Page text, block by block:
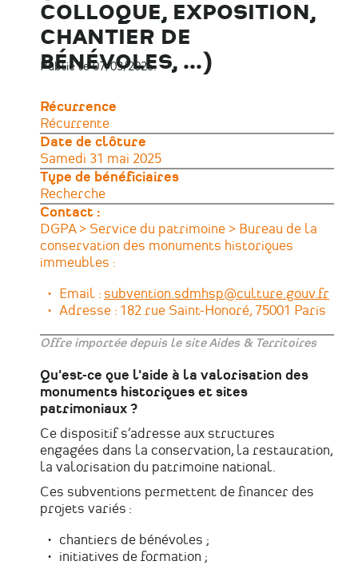
COLLOQUE, EXPOSITION,
CHANTIER DE
BÉNÉVOLES, ...)
Publié le 07/03/2025.
Récurrence
Récurrente
Date de clôture
Samedi 31 mai 2025
Type de bénéficiaires
Recherche
Contact :
DGPA > Service du patrimoine > Bureau de la
conservation des monuments historiques
immeubles :
Email : subvention.sdmhsp@culture.gouv.fr
Adresse : 182 rue Saint-Honoré, 75001 Paris
Offre importée depuis le site Aides & Territoires
Qu'est-ce que l'aide à la valorisation des
monuments historiques et sites
patrimoniaux ?
Ce dispositif s’adresse aux structures
engagées dans la conservation, la restauration,
la valorisation du patrimoine national.
Ces subventions permettent de financer des
projets variés :
chantiers de bénévoles ;
initiatives de formation ;